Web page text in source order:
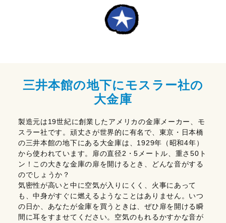
三井本館の地下にモスラー社の
大金庫
製造元は19世紀に創業したアメリカの金庫メーカー、モ
スラー社です。頑丈さが世界的に有名で、東京・日本橋
の三井本館の地下にある大金庫は、1929年（昭和4年）
から使われています。扉の直径2・5メートル、重さ50ト
ン！この大きな金庫の扉を開けるとき、どんな音がする
のでしょうか？
気密性が高いと中に空気が入りにくく、火事にあって
も、中身がすぐに燃えるようなことはありません。いつ
の日か、あなたが金庫を買うときは、ぜひ扉を開ける瞬
間に耳をすませてください。空気のもれるかすかな音が